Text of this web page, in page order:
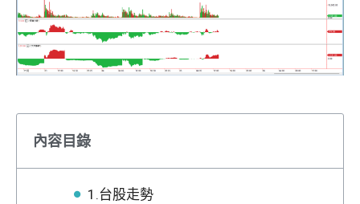
內容目錄
1.台股走勢